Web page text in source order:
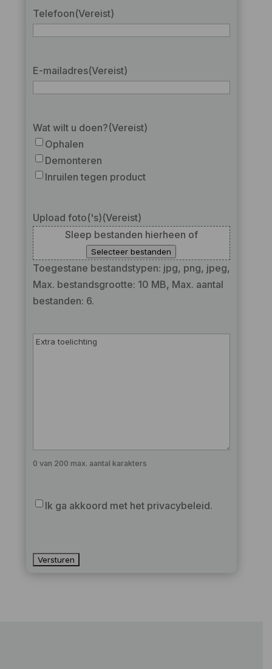
Telefoon(Vereist)
E-mailadres(Vereist)
Wat wilt u doen?(Vereist)
Ophalen
Demonteren
Inruilen tegen product
Upload foto('s)(Vereist)
Sleep bestanden hierheen of
Selecteer bestanden
Toegestane bestandstypen: jpg, png, jpeg,
Max. bestandsgrootte: 10 MB, Max. aantal
bestanden: 6.
Extra
0 van 200 max. aantal karakters
Privacy
Ik ga akkoord met het privacybeleid.